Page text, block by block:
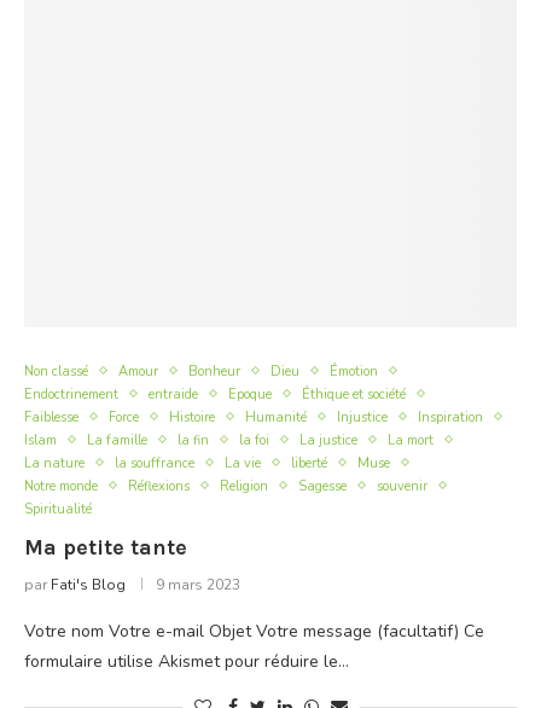
Non classé Amour Bonheur Dieu
Émotion
Endoctrinement
entraide Epoque
Éthique et société
Faiblesse
Force Histoire Humanité Injustice
Inspiration
Islam
La famille la fin la foi La justice
La mort
La nature
la souffrance La vie liberté
Muse
Notre monde
Réflexions Religion Sagesse
souvenir
Spiritualité
Ma petite tante
par Fati's Blog 9 mars 2023
Votre nom Votre e-mail Objet Votre message (facultatif) Ce
formulaire utilise Akismet pour réduire le…